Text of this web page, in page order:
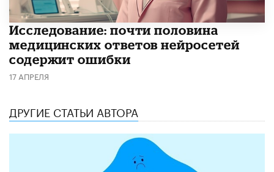
Исследование: почти половина
медицинских ответов нейросетей
содержит ошибки
17 АПРЕЛЯ
ДРУГИЕ СТАТЬИ АВТОРА